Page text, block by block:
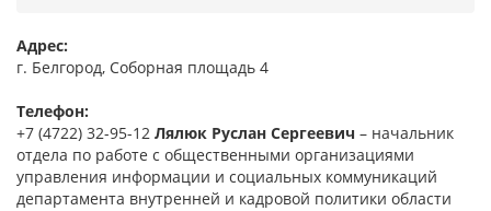
Адрес:
г. Белгород, Соборная площадь 4
Телефон:
+7 (4722) 32-95-12 Лялюк Руслан Сергеевич – начальник
отдела по работе с общественными организациями
управления информации и социальных коммуникаций
департамента внутренней и кадровой политики области